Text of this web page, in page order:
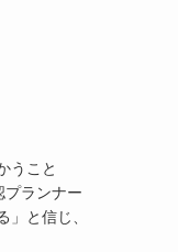
うこと
プランナー
」と信じ、